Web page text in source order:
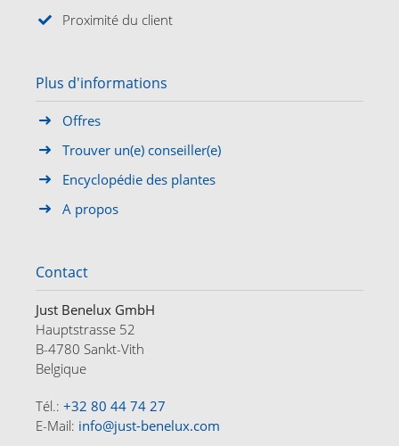
Proximité du client
Plus d'informations
Offres
Trouver un(e) conseiller(e)
Encyclopédie des plantes
A propos
Contact
Just Benelux GmbH
Hauptstrasse 52
B-4780 Sankt-Vith
Belgique
Tél.: +32 80 44 74 27
E-Mail: info@just-benelux.com